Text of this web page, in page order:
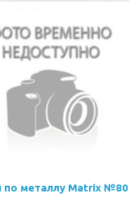
по металлу Matrix №80